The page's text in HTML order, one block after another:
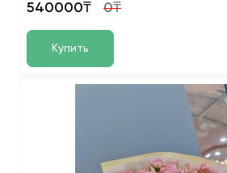
540000₸ 0₸
Купить